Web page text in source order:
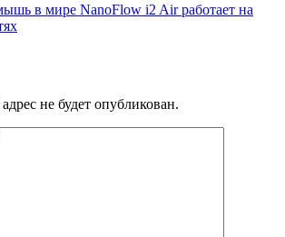
в мире NanoFlow i2 Air работает на
не будет опубликован.